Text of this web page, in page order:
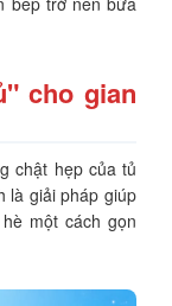
cho gian
chật hẹp của tủ
là giải pháp giúp
một cách gọn